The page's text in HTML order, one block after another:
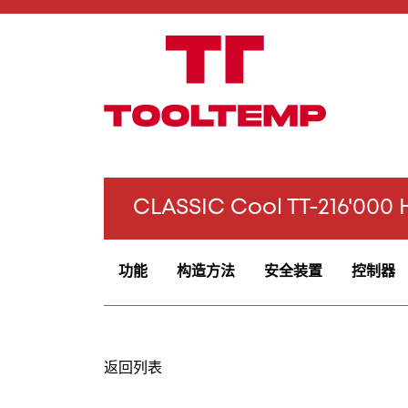
CLASSIC Cool TT-216'000
功能 构造方法 安全装置 控制器
返回列表